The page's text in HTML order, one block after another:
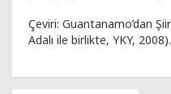
Çeviri: Guantanamo’dan
Adalı ile birlikte, YKY, 2008).